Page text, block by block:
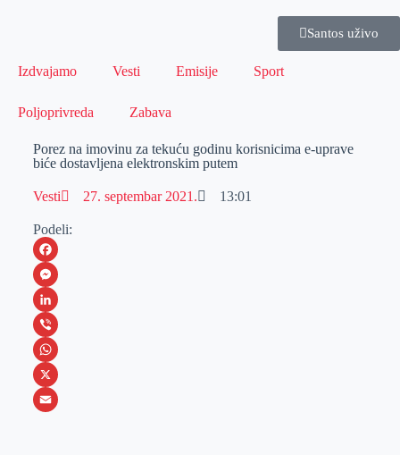
Santos uživo
Izdvajamo Vesti Emisije Sport
Poljoprivreda Zabava
Porez na imovinu za tekuću godinu korisnicima e-uprave
biće dostavljena elektronskim putem
Vesti 27. septembar 2021. 13:01
Podeli:
F
a
c
e
b
o
M
e
s
s
e
L
i
n
k
V
i
b
W
h
X